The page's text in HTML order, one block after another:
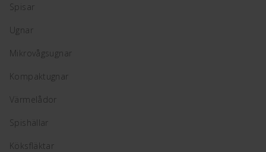
Spisar
Ugnar
Mikrovågsugnar
Kompaktugnar
Värmelådor
Spishällar
Köksfläktar